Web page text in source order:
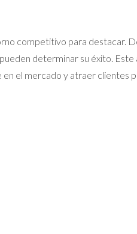
competitivo para destacar.
determinar su éxito.
el mercado y atraer clientes